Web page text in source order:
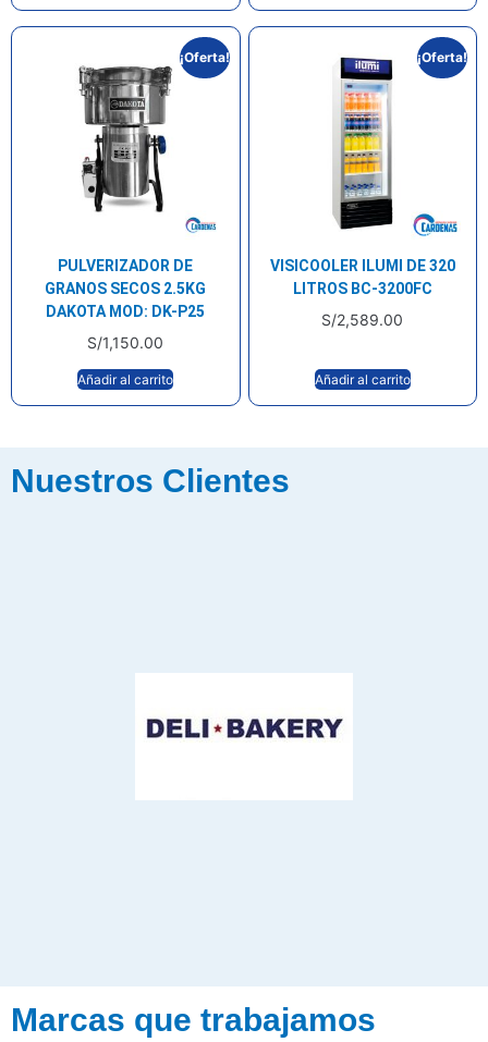
¡Oferta!
PULVERIZADOR DE
GRANOS SECOS 2.5KG
DAKOTA MOD: DK-P25
S/1,150.00
Añadir al carrito
¡Oferta!
VISICOOLER ILUMI DE 320
LITROS BC-3200FC
S/2,589.00
Añadir al carrito
Nuestros Clientes
Marcas que trabajamos